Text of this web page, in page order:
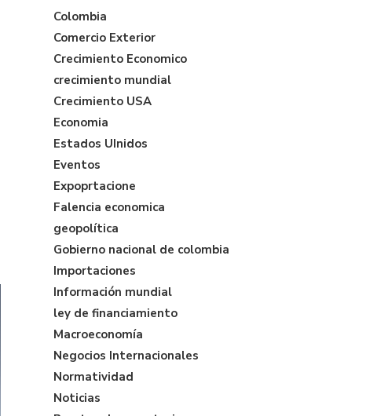
Colombia
Comercio Exterior
Crecimiento Economico
crecimiento mundial
Crecimiento USA
Economia
Estados UInidos
Eventos
Expoprtacione
Falencia economica
geopolítica
Gobierno nacional de colombia
Importaciones
Información mundial
ley de financiamiento
Macroeconomía
Negocios Internacionales
Normatividad
Noticias